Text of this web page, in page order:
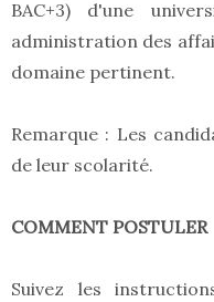
BAC+3) d'une
administration des
domaine pertinent.
Remarque : Les
de leur scolarité.
COMMENT POSTULER
Suivez les